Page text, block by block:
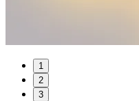
1
2
3